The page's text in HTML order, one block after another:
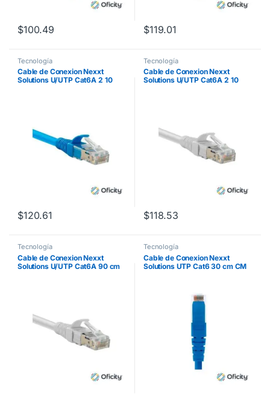
$100.49 $119.01
Tecnología
Cable de Conexion Nexxt
Solutions U/UTP Cat6A 2 10
$120.61
Tecnología
Cable de Conexion Nexxt
Solutions U/UTP Cat6A 2 10
$118.53
Tecnología
Cable de Conexion Nexxt
Solutions U/UTP Cat6A 90 cm
Tecnología
Cable de Conexion Nexxt
Solutions UTP Cat6 30 cm CM